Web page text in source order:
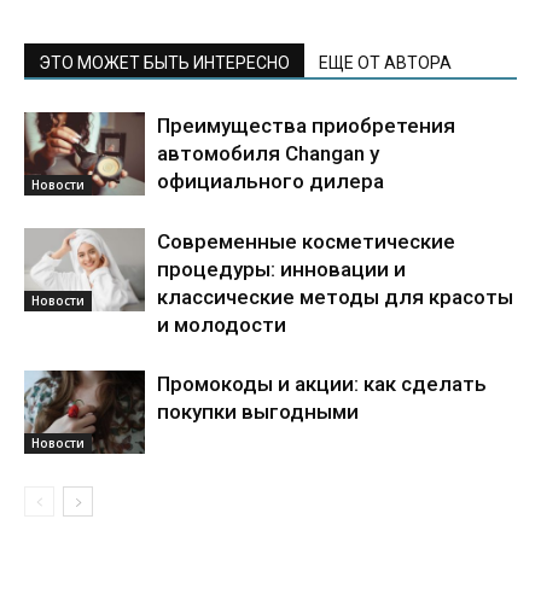
ЭТО МОЖЕТ БЫТЬ ИНТЕРЕСНО ЕЩЕ ОТ АВТОРА
Новости
Преимущества приобретения
автомобиля Changan у
официального дилера
Новости
Современные косметические
процедуры: инновации и
классические методы для красоты
и молодости
Новости
Промокоды и акции: как сделать
покупки выгодными